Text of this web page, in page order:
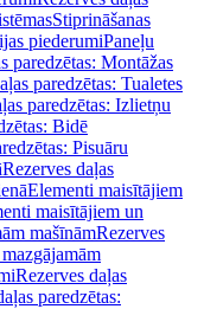
Stiprināšanas
piederumiPaneļu
paredzētas: Montāžas
paredzētas: Tualetes
paredzētas: Izlietņu
Bidē
Pisuāru
Rezerves daļas
Elementi maisītājiem
maisītājiem un
mašīnāmRezerves
Rezerves daļas
paredzētas: